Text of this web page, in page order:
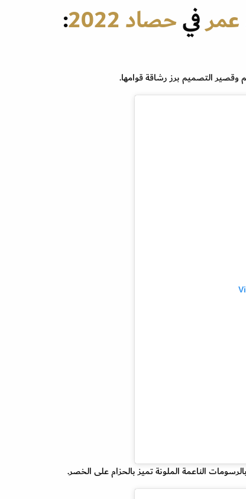
فيحصاد 2022 :
وقصير التصميم برز رشاقة قوامها.
الناعمة الملونة تميز بالحزام على الخصر.